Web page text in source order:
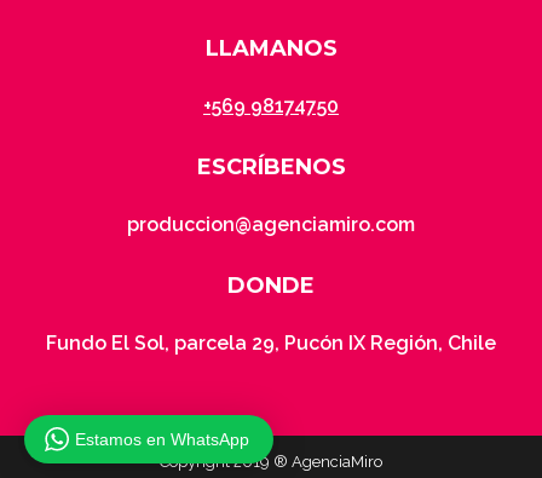
LLAMANOS
+569 98174750
ESCRÍBENOS
produccion@agenciamiro.com
DONDE
Fundo El Sol, parcela 29, Pucón IX Región, Chile
Copyright 2019 ® AgenciaMiro
Estamos en WhatsApp